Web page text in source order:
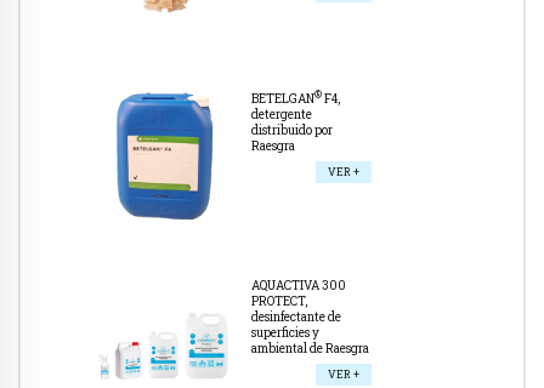
BETELGAN®F4,
detergente
distribuido por
Raesgra
VER +
AQUACTIVA 300
PROTECT,
desinfectante de
superficies y
ambiental de Raesgra
VER +